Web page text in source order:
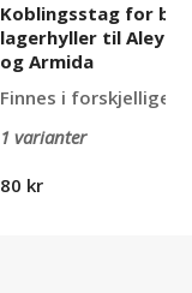
Koblingsstag for
lagerhyller til
og Armida
Finnes i forskjellige
1 varianter
80 kr